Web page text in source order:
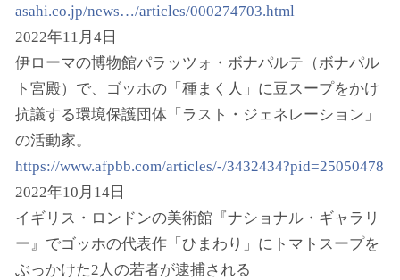
asahi.co.jp/news…/articles/000274703.html
2022年11月4日
伊ローマの博物館パラッツォ・ボナパルテ（ボナパル
ト宮殿）で、ゴッホの「種まく人」に豆スープをかけ
抗議する環境保護団体「ラスト・ジェネレーション」
の活動家。
https://www.afpbb.com/articles/-/3432434?pid=25050478
2022年10月14日
イギリス・ロンドンの美術館『ナショナル・ギャラリ
ー』でゴッホの代表作「ひまわり」にトマトスープを
ぶっかけた2人の若者が逮捕される